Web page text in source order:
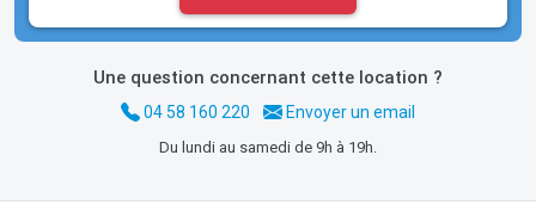
Une question concernant cette location ?
04 58 160 220 Envoyer un email
Du lundi au samedi de 9h à 19h.